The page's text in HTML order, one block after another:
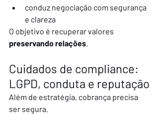
conduz negociação com segurança
e clareza
O objetivo é recuperar valores
preservando relações.
Cuidados de compliance:
LGPD, conduta e reputação
Além de estratégia, cobrança precisa
ser segura.